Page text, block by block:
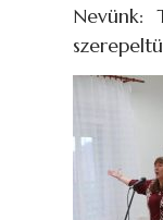
Nevünk: